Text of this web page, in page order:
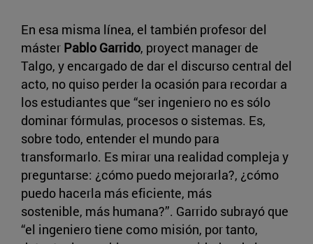
En esa misma línea, el también profesor del
máster Pablo Garrido, proyect manager de
Talgo, y encargado de dar el discurso central del
acto, no quiso perder la ocasión para recordar a
los estudiantes que “ser ingeniero no es sólo
dominar fórmulas, procesos o sistemas. Es,
sobre todo, entender el mundo para
transformarlo. Es mirar una realidad compleja y
preguntarse: ¿cómo puedo mejorarla?, ¿cómo
puedo hacerla más eficiente, más
sostenible, más humana?”. Garrido subrayó que
“el ingeniero tiene como misión, por tanto,